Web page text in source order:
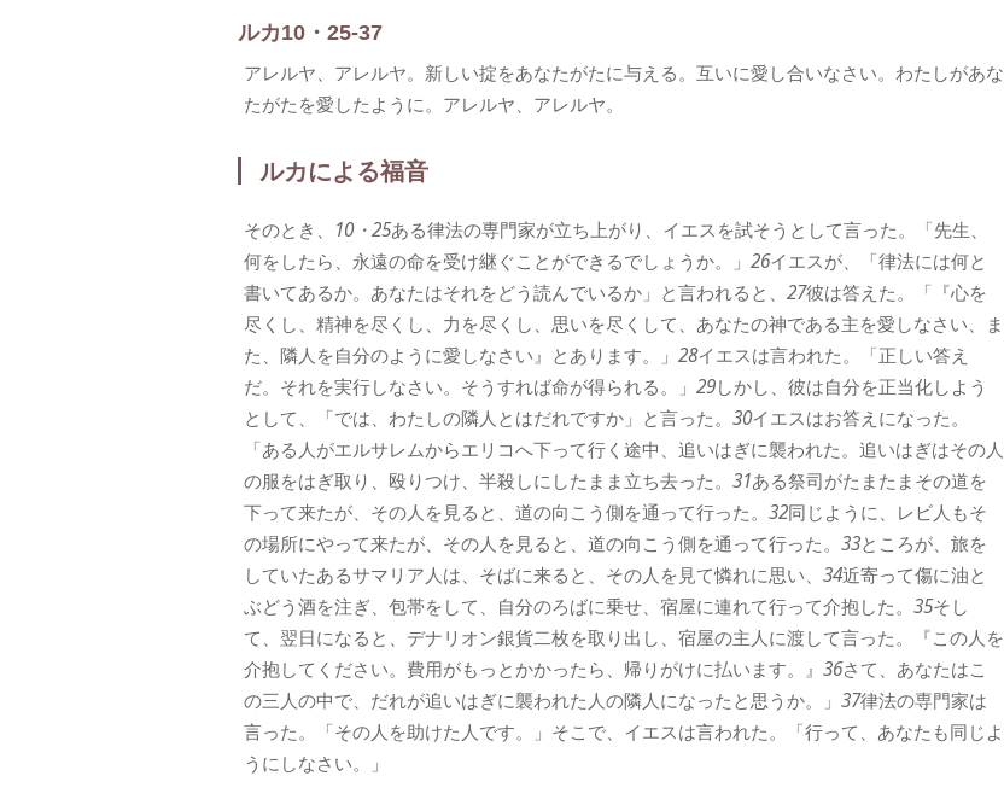
ルカ10・25-37
アレルヤ、アレルヤ。新しい掟をあなたがたに与える。互いに愛し合いなさい。わたしがあな
たがたを愛したように。アレルヤ、アレルヤ。
ルカによる福音
そのとき、 10・25ある律法の専門家が立ち上がり、イエスを試そうとして言った。「先生、
何をしたら、永遠の命を受け継ぐことができるでしょうか。」 26イエスが、「律法には何と
書いてあるか。あなたはそれをどう読んでいるか」と言われると、 27彼は答えた。「『心を
尽くし、精神を尽くし、力を尽くし、思いを尽くして、あなたの神である主を愛しなさい、ま
た、隣人を自分のように愛しなさい』とあります。」 28イエスは言われた。「正しい答え
だ。それを実行しなさい。そうすれば命が得られる。」 29しかし、彼は自分を正当化しよう
として、「では、わたしの隣人とはだれですか」と言った。 30イエスはお答えになった。
「ある人がエルサレムからエリコへ下って行く途中、追いはぎに襲われた。追いはぎはその人
の服をはぎ取り、殴りつけ、半殺しにしたまま立ち去った。 31ある祭司がたまたまその道を
下って来たが、その人を見ると、道の向こう側を通って行った。 32同じように、レビ人もそ
の場所にやって来たが、その人を見ると、道の向こう側を通って行った。 33ところが、旅を
していたあるサマリア人は、そばに来ると、その人を見て憐れに思い、 34近寄って傷に油と
ぶどう酒を注ぎ、包帯をして、自分のろばに乗せ、宿屋に連れて行って介抱した。 35そし
て、翌日になると、デナリオン銀貨二枚を取り出し、宿屋の主人に渡して言った。『この人を
介抱してください。費用がもっとかかったら、帰りがけに払います。』 36さて、あなたはこ
の三人の中で、だれが追いはぎに襲われた人の隣人になったと思うか。」 37律法の専門家は
言った。「その人を助けた人です。」そこで、イエスは言われた。「行って、あなたも同じよ
うにしなさい。」